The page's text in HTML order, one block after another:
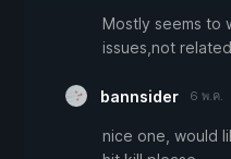
Mostly seems to
issues,not
bannsider 6 พ.ค.
nice one, would